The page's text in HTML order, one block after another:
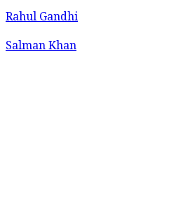
Rahul Gandhi
Salman Khan